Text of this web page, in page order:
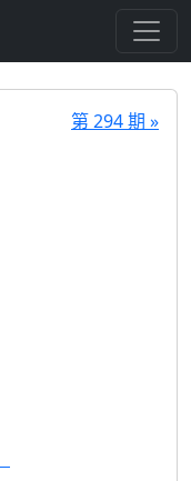
第 294 期 »